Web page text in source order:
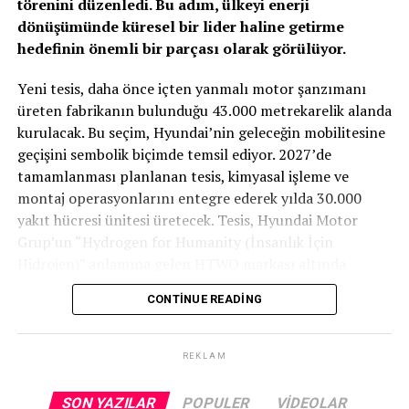
Sport ile Yere Basıyor
Türkiye’nin otomobiliTOGG T10Xgibi yüksek tork
değerlerine sahip elektrikli araçlarda, lastiğin zemine
tutunma kabiliyeti çok daha kritiktir.E-carturkiyeekibi
olarak bizzat deneyimlediğimizPetlas Snowmaster 2
Sport, performans odaklı yapısıyla elektrikli araçların
törenini düzenledi. Bu adım, ülkeyi enerji
dönüşümünde küresel bir lider haline getirme
hedefinin önemli bir parçası olarak görülüyor.
Yeni tesis, daha önce içten yanmalı motor şanzımanı
üreten fabrikanın bulunduğu 43.000 metrekarelik alanda
kurulacak. Bu seçim, Hyundai’nin geleceğin mobilitesine
geçişini sembolik biçimde temsil ediyor. 2027’de
tamamlanması planlanan tesis, kimyasal işleme ve
montaj operasyonlarını entegre ederek yılda 30.000
yakıt hücresi ünitesi üretecek. Tesis, Hyundai Motor
Grup’un “Hydrogen for Humanity (İnsanlık İçin
faaliyet gösterecek.
tesis, binek otomobiller, ticari kamyonlar, otobüsler, iş
uygulamaları için yeni nesil hidrojen yakıt hücreleri ve
CONTINUE READING
REKLAM
SON YAZILAR POPULER VIDEOLAR